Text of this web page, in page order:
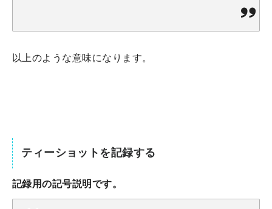
以上のような意味になります。
ティーショットを記録する
記録用の記号説明です。